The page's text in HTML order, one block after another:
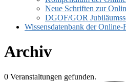
Neue Schriften zur
DGOF/GOR
Wissensdatenbank der Online-
Archiv
0 Veranstaltungen gefunden.